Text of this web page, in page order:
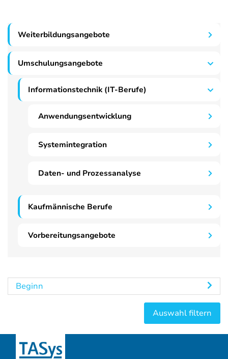
Weiterbildungsangebote
Umschulungsangebote
Informationstechnik (IT-Berufe)
Anwendungsentwicklung
Systemintegration
Daten- und Prozessanalyse
Kaufmännische Berufe
Vorbereitungsangebote
Beginn